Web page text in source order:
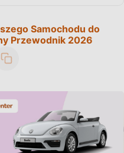
Samochodu do
Przewodnik 2026